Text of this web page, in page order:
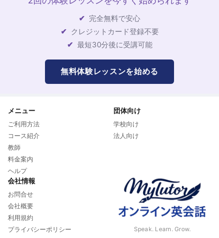
完全無料で安心
クレジットカード登録不要
最短30分後に受講可能
無料体験レッスンを始める
メニュー
ご利用方法
コース紹介
教師
料金案内
ヘルプ
団体向け
学校向け
法人向け
会社情報
お問合せ
会社概要
利用規約
プライバシーポリシー
Speak. Learn. Grow.